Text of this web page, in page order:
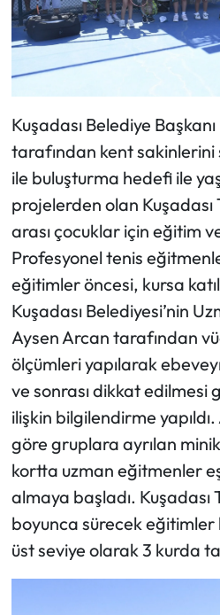
Kuşadası Belediye
tarafından kent sakinlerini
ile buluşturma hedefi ile
projelerden olan Kuşadası
arası çocuklar için eğitim
Profesyonel tenis
eğitimler öncesi, kursa
Kuşadası Belediyesi’nin
Aysen Arcan tarafından
ölçümleri yapılarak
ve sonrası dikkat edilmesi
ilişkin bilgilendirme
göre gruplara ayrılan
kortta uzman eğitmenler
almaya başladı. Kuşadası
boyunca sürecek eğitimler
üst seviye olarak 3 kurda